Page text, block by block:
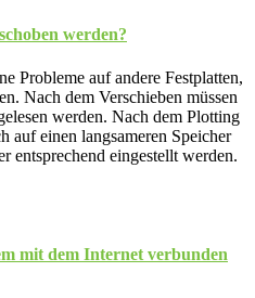
werden?
Probleme auf andere Festplatten,
Nach dem Verschieben müssen
werden. Nach dem Plotting
auf einen langsameren Speicher
entsprechend eingestellt werden.
mit dem Internet verbunden